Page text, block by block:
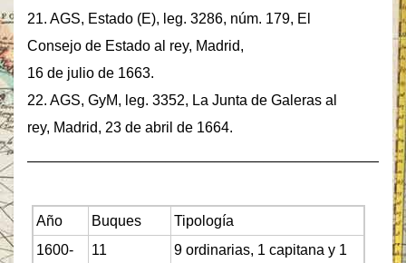
21. AGS, Estado (E), leg. 3286, núm. 179, El
Consejo de Estado al rey, Madrid,
16 de julio de 1663.
22. AGS, GyM, leg. 3352, La Junta de Galeras al
rey, Madrid, 23 de abril de 1664.
Año Buques
Tipología
1600-
11
9 ordinarias, 1 capitana y 1